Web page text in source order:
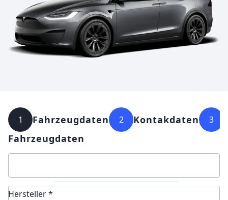
1 Fahrzeugdaten 2 Kontakdaten 3
Fahrzeugdaten
Hersteller *